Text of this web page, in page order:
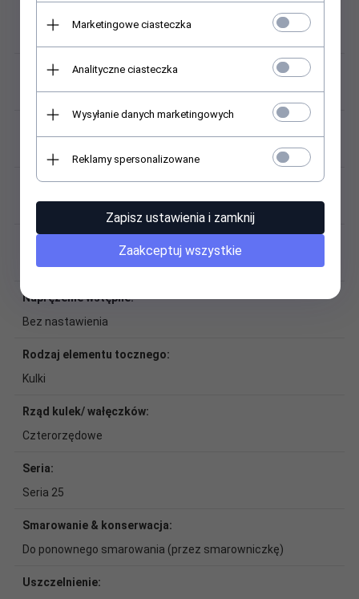
Dokładność obrotu:
Bosch Rexroth H (klasa bardzo dokładna)
Brak łańcucha kulkowego
Masa:
1,326 kg
Materiał:
Stal węglowa
Naprężenie wstępne:
Bez nastawienia
Rodzaj elementu tocznego:
Kulki
Rząd kulek/ wałęczków:
Czterorzędowe
Seria:
Seria 25
Smarowanie & konserwacja:
Do ponownego smarowania (przez smarowniczkę)
Uszczelnienie:
Marketingowe ciasteczka
Analityczne ciasteczka
Wysyłanie danych marketingowych
Reklamy spersonalizowane
Zapisz ustawienia i zamknij
Zaakceptuj wszystkie